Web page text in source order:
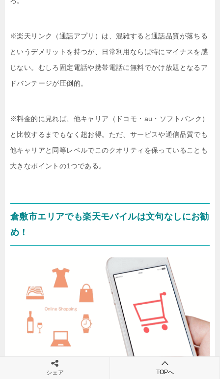
※楽天リンク（通話アプリ）は、混雑すると通話品質が落ちる
というデメリットを持つが、日常利用ならば特にマイナスを感
じない。むしろ固定電話や携帯電話に無料でかけ放題となるア
ドバンテージが圧倒的。
※料金的に見れば、他キャリア（ドコモ・au・ソフトバンク）
と比較するまでもなく超お得。ただ、サービスや通信品質でも
他キャリアと同等レベルでこのクオリティを保っていることも
大きなポイントの1つである。
倉敷市エリアでも楽天モバイルは文句なしにお勧
め！
シェア TOPへ